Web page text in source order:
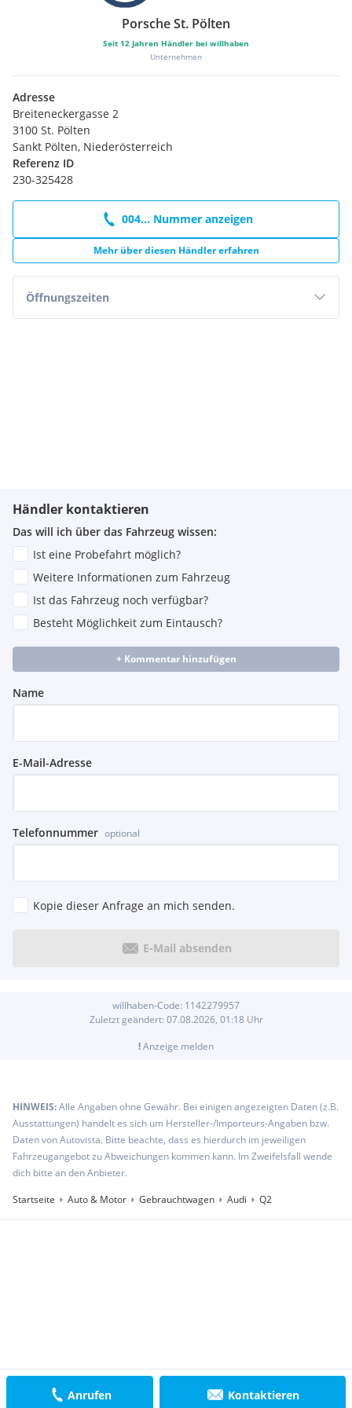
Anrufen Kontaktieren
Porsche St. Pölten
Seit 12 Jahren Händler bei willhaben
Unternehmen
Adresse
Breiteneckergasse 2
3100 St. Pölten
Sankt Pölten, Niederösterreich
Referenz ID
230-325428
004... Nummer anzeigen
Mehr über diesen Händler erfahren
Öffnungszeiten
Händler kontaktieren
Das will ich über das Fahrzeug wissen:
Ist eine Probefahrt möglich?
Weitere Informationen zum Fahrzeug
Ist das Fahrzeug noch verfügbar?
Besteht Möglichkeit zum Eintausch?
+ Kommentar hinzufügen
Name
E-Mail-Adresse
Telefonnummer optional
Kopie dieser Anfrage an mich senden.
E-Mail absenden
willhaben-Code: 1142279957
Zuletzt geändert: 07.08.2026, 01:18 Uhr
!Anzeige melden
HINWEIS:Alle Angaben ohne Gewähr. Bei einigen angezeigten Daten (z.B.
Ausstattungen) handelt es sich um Hersteller-/Importeurs-Angaben bzw.
Daten von Autovista. Bitte beachte, dass es hierdurch im jeweiligen
Fahrzeugangebot zu Abweichungen kommen kann. Im Zweifelsfall wende
dich bitte an den Anbieter.
Startseite
Auto & Motor Gebrauchtwagen Audi Q2